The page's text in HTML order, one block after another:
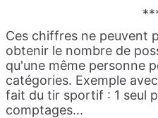
Ces chiffres ne peuvent
obtenir le nombre de
qu'une même personne
catégories. Exemple
fait du tir sportif : 1 seul
comptages...